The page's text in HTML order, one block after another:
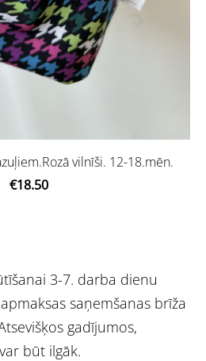
3-7. darba dienu
saņemšanas brīža
gadījumos,
būt ilgāk.
vilnīši. 12-18.mēn.
€18.50